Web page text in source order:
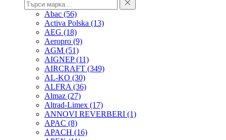
Abac (56)
Activa Polska (13)
AEG (18)
Aeropro (9)
AGM (51)
AIGNEP(11)
AIRCRAFT (349)
AL-KO (30)
ALFRA (36)
Almaz (27)
Altrad-Limex (17)
ANNOVI REVERBERI (1)
APAC (8)
APACH (16)